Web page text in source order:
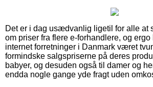
Det er i dag usædvanlig ligetil for alle at
om priser fra flere e-forhandlere, og
internet forretninger i Danmark været
formindske salgspriserne på deres
babyer, og desuden også til damer og
endda nogle gange yde fragt uden